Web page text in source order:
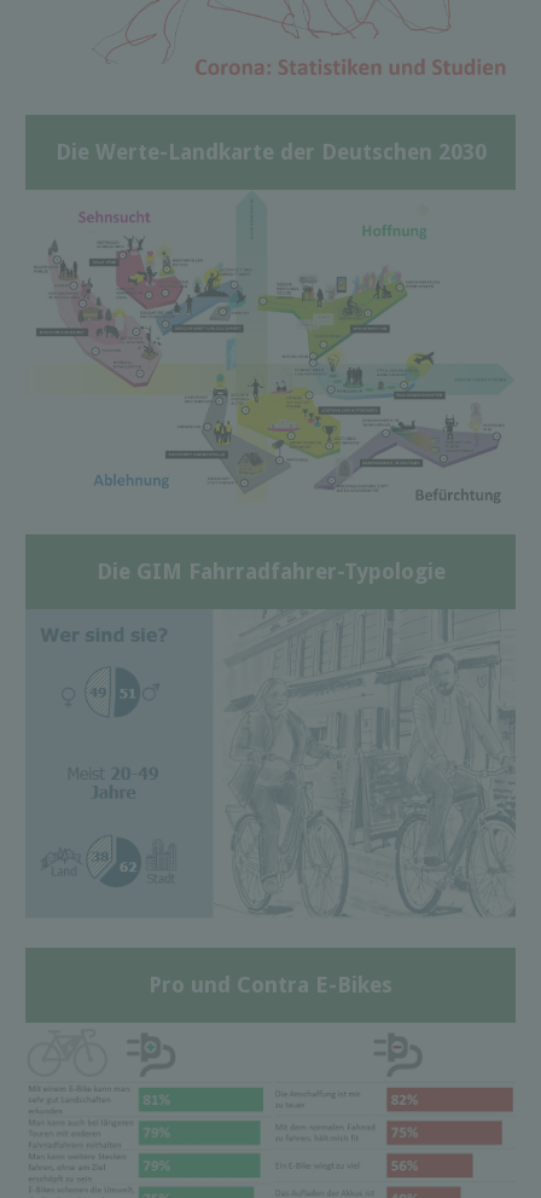
Die Werte-Landkarte der Deutschen 2030
Die GIM Fahrradfahrer-Typologie
Pro und Contra E-Bikes